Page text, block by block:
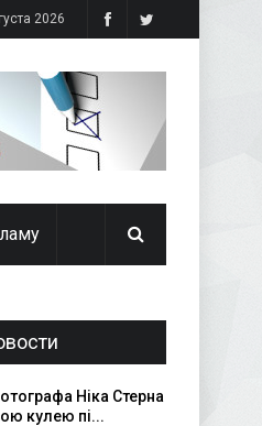
2026
Ніка Стерна
кулею пі...